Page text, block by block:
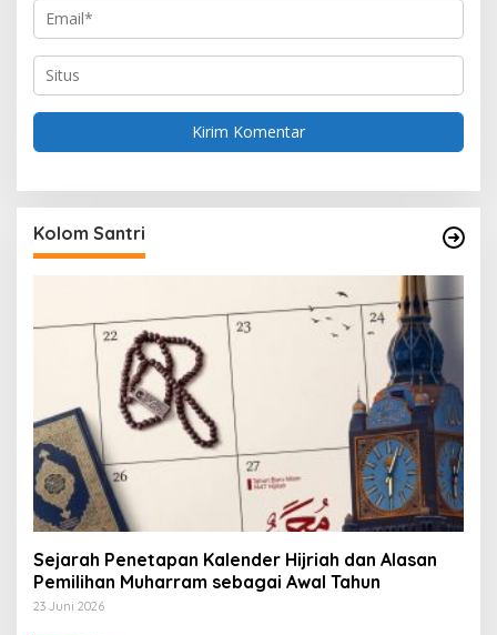
Kolom Santri
Sejarah Penetapan Kalender Hijriah dan Alasan
Pemilihan Muharram sebagai Awal Tahun
23 Juni 2026